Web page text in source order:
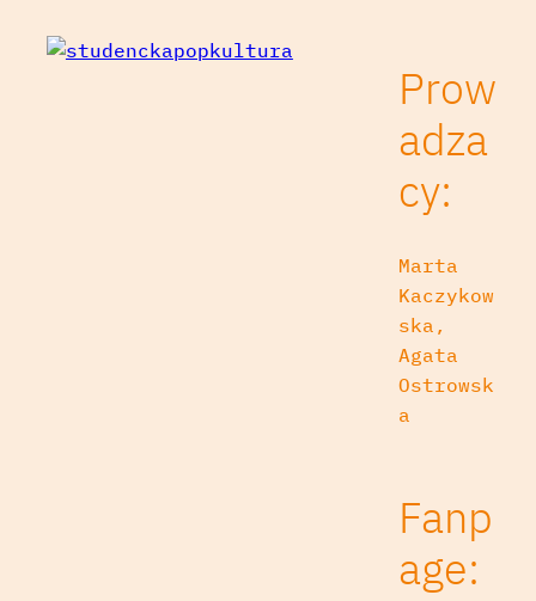
Prow
adza
cy:
Marta
Kaczykow
ska,
Agata
Ostrowsk
a
Fanp
age: